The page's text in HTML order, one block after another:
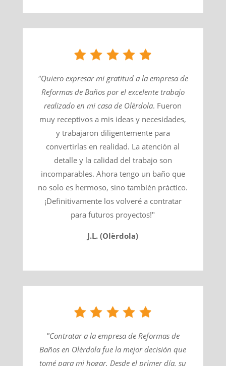
"Quiero expresar mi gratitud a la empresa de
Reformas de Baños por el excelente trabajo
realizado en mi casa de Olèrdola​. Fueron
muy receptivos a mis ideas y necesidades,
y trabajaron diligentemente para
convertirlas en realidad. La atención al
detalle y la calidad del trabajo son
incomparables. Ahora tengo un baño que
no solo es hermoso, sino también práctico.
¡Definitivamente los volveré a contratar
para futuros proyectos!"
J.L. (Olèrdola)
"Contratar a la empresa de Reformas de
Baños en Olèrdola fue la mejor decisión que
tomé para mi hogar. Desde el primer día, su